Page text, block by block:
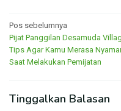
Navigasi
pos
Pos sebelumnya
Pijat Panggilan Desamuda
Tips Agar Kamu Merasa
Saat Melakukan Pemijatan
Tinggalkan Balasan